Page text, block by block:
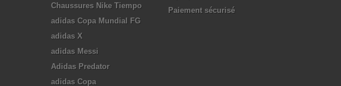
Chaussures Nike Tiempo
adidas Copa Mundial FG
adidas X
adidas Messi
Adidas Predator
adidas Copa
Paiement sécurisé